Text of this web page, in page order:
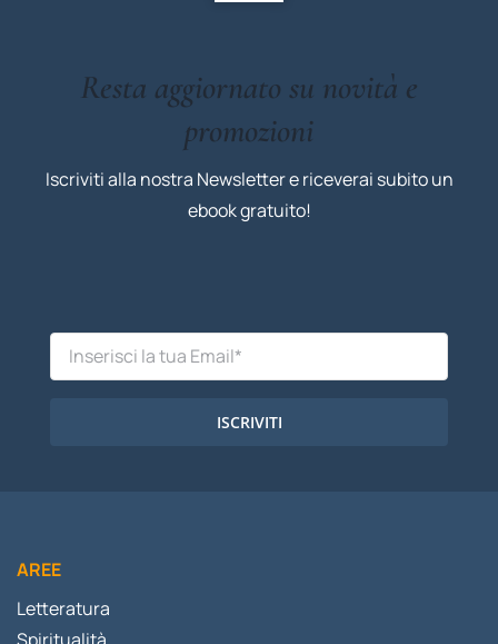
Resta aggiornato su novità e
promozioni
Iscriviti alla nostra Newsletter e riceverai subito un
ebook gratuito!
ISCRIVITI
AREE
Letteratura